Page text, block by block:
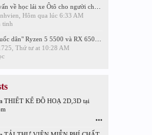
Hôm qua lúc 6:33 AM
tinh
Thứ tư at 10:28 AM
THIẾT KẾ ĐỒ HOẠ 2D,3D tại
•••